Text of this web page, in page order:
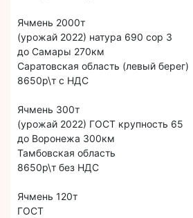
Ячмень 2000т
(урожай 2022) натура 690 сор 3
до Самары 270км
Саратовская область (левый берег)
8650р\т с НДС
Ячмень 300т
(урожай 2022) ГОСТ крупность 65
до Воронежа 300км
Тамбовская область
8650р\т без НДС
Ячмень 120т
ГОСТ